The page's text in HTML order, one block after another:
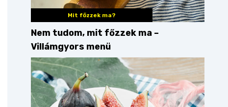
Mit főzzek ma?
Nem tudom, mit főzzek ma –
Villámgyors menü